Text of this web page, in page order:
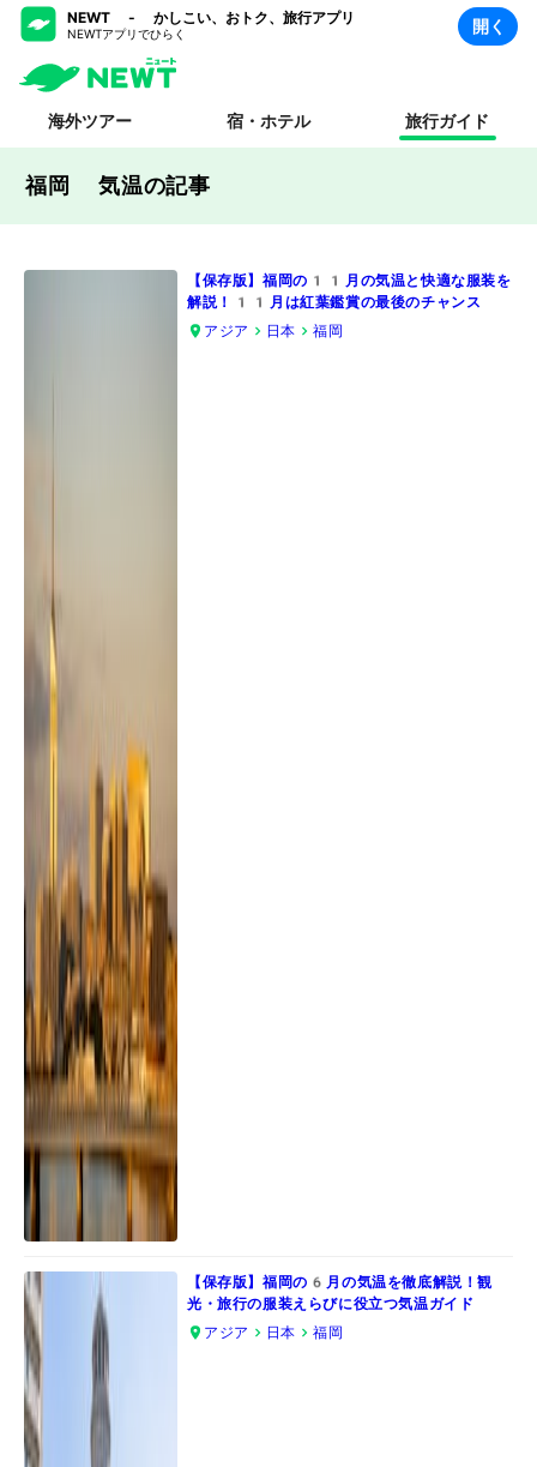
NEWT - かしこい、おトク、旅行アプリ
NEWTアプリでひらく 開く
海外ツアー 宿・ホテル 旅行ガイド
福岡 気温の記事
【保存版】福岡の11月の気温と快適な服装を
解説！11月は紅葉鑑賞の最後のチャンス
アジア
日本 福岡
【保存版】福岡の6月の気温を徹底解説！観
光・旅行の服装えらびに役立つ気温ガイド
アジア
日本 福岡